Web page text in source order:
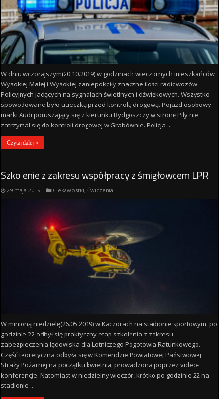
W dniu wczorajszym(20.10.2019) w godzinach wieczornych mieszkańców
Wysokiej Małej i Wysokiej zaniepokoiły znaczne ilości radiowozów
Policyjnych jadących na sygnałach świetlnych i dźwiękowych. Wszystko
spowodowane było ucieczką przed kontrolą drogową. Pojazd osobowy
marki Audi poruszający się z kierunku Bydgoszczy w stronę Piły nie
zatrzymał się do kontroli drogowej w Grabównie. Policja ...
Czytaj dalej »
Szkolenie z zakresu współpracy z śmigłowcem LPR
29 maja 2019 Ciekawostki,Ćwiczenia
W minioną niedzielę(26.05.2019) w Kaczorach na stadionie sportowym, po
godzinie 22 odbył się praktyczny etap szkolenia z zakresu
zabezpieczenia lądowiska dla Lotniczego Pogotowia Ratunkowego.
Część teoretyczna odbyła się w Komendzie Powiatowej Państwowej
Straży Pożarnej na początku kwietnia, prowadzona poprzez video-
konferencje. Natomiast w niedzielny wieczór, krótko po godzinie 22 na
stadionie ...